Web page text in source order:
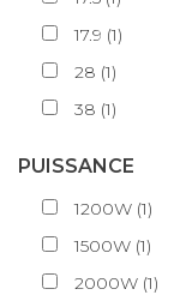
17.9 (1)
28 (1)
38 (1)
PUISSANCE
1200W (1)
1500W (1)
2000W (1)